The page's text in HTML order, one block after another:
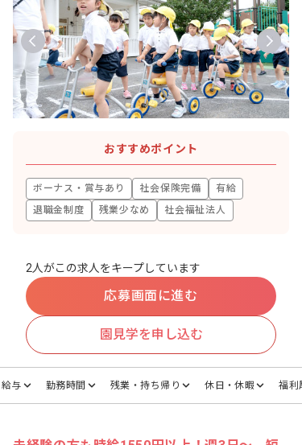
おすすめポイント
ボーナス・賞与あり 社会保険完備
有給
退職金制度
残業少なめ 社会福祉法人
2人がこの求人をキープしています
応募画面に進む
園見学を申し込む
給与 勤務時間 残業・持ち帰り 休日・休暇 福利